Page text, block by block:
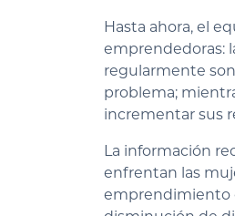
Hasta ahora, el
emprendedoras:
regularmente
problema;
incrementar sus
La información
enfrentan las
emprendimiento